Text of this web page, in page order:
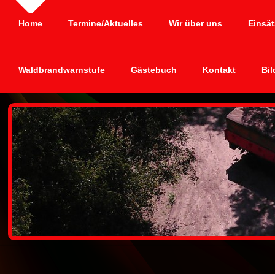
Home Termine/Aktuelles Wir über uns
Waldbrandwarnstufe Gästebuch Kontakt